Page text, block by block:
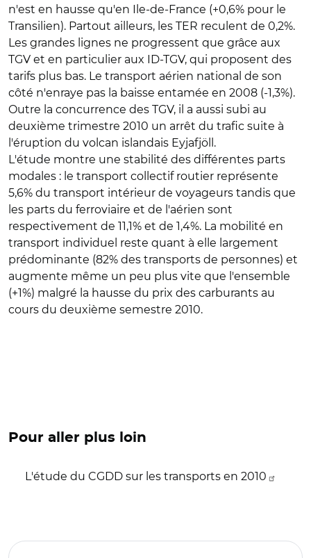
n'est en hausse qu'en Ile-de-France (+0,6% pour le
Transilien). Partout ailleurs, les TER reculent de 0,2%.
Les grandes lignes ne progressent que grâce aux
TGV et en particulier aux ID-TGV, qui proposent des
tarifs plus bas. Le transport aérien national de son
côté n'enraye pas la baisse entamée en 2008 (-1,3%).
Outre la concurrence des TGV, il a aussi subi au
deuxième trimestre 2010 un arrêt du trafic suite à
l'éruption du volcan islandais Eyjafjöll.
L'étude montre une stabilité des différentes parts
modales : le transport collectif routier représente
5,6% du transport intérieur de voyageurs tandis que
les parts du ferroviaire et de l'aérien sont
respectivement de 11,1% et de 1,4%. La mobilité en
transport individuel reste quant à elle largement
prédominante (82% des transports de personnes) et
augmente même un peu plus vite que l'ensemble
(+1%) malgré la hausse du prix des carburants au
cours du deuxième semestre 2010.
Pour aller plus loin
L'étude du CGDD sur les transports en 2010